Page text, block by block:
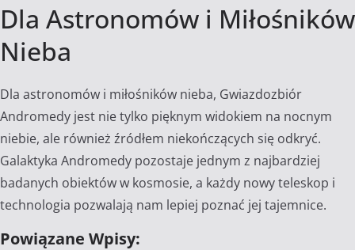
Dla Astronomów i Miłośników
Nieba
Dla astronomów i miłośników nieba, Gwiazdozbiór
Andromedy jest nie tylko pięknym widokiem na nocnym
niebie, ale również źródłem niekończących się odkryć.
Galaktyka Andromedy pozostaje jednym z najbardziej
badanych obiektów w kosmosie, a każdy nowy teleskop i
technologia pozwalają nam lepiej poznać jej tajemnice.
Powiązane Wpisy: